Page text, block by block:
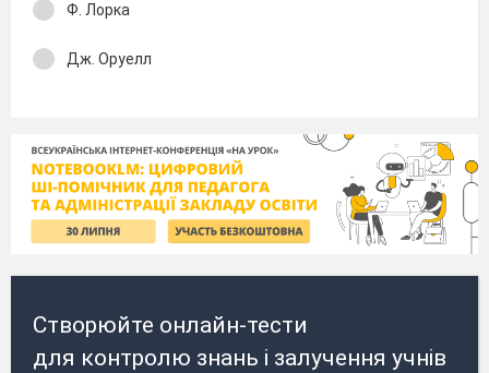
Ф. Лорка
Дж. Оруелл
Створюйте онлайн-тести
для контролю знань і залучення учнів